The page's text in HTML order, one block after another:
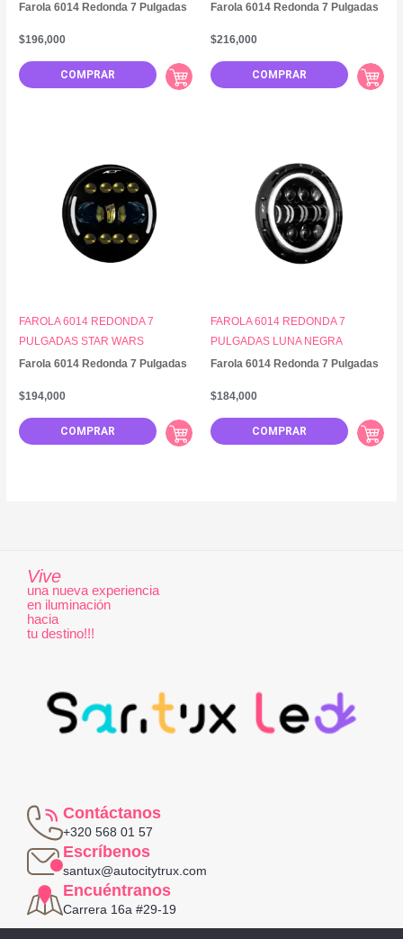
Farola 6014 Redonda 7 Pulgadas
COMPRAR
$196,000
Farola 6014 Redonda 7 Pulgadas
COMPRAR
$216,000
Farola 6014 Redonda 7 Pulgadas
FAROLA 6014 REDONDA 7
PULGADAS STAR WARS
COMPRAR
$194,000
Farola 6014 Redonda 7 Pulgadas
FAROLA 6014 REDONDA 7
PULGADAS LUNA NEGRA
COMPRAR
$184,000
Vive
una nueva experiencia
en iluminación
hacia
tu destino!!!
Contáctanos
+320 568 01 57
Escríbenos
santux@autocitytrux.com
Encuéntranos
Carrera 16a #29-19